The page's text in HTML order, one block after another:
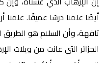
أيضًا علمنا درسًا عميقًا.
تافهة، وأن السلام هو الطريق
الجزائر التي عانت من ويلات